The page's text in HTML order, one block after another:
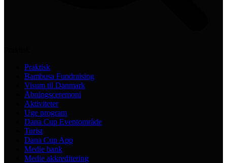
Praktisk
Bambusa Fundraising
Visum til Danmark
Åbningsceremoni
Aktiviteter
Uge program
Dana Cup Eventområde
Turist
Dana Cup App
Medie bank
Medie akkreditering